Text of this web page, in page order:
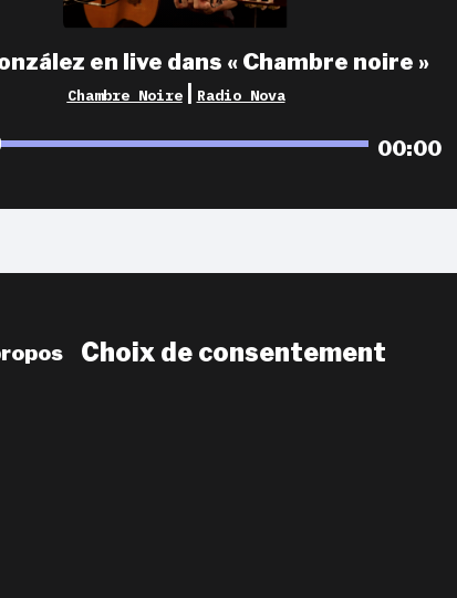
en live dans « Chambre noire »
Chambre Noire Radio Nova
00:00
Choix de consentement